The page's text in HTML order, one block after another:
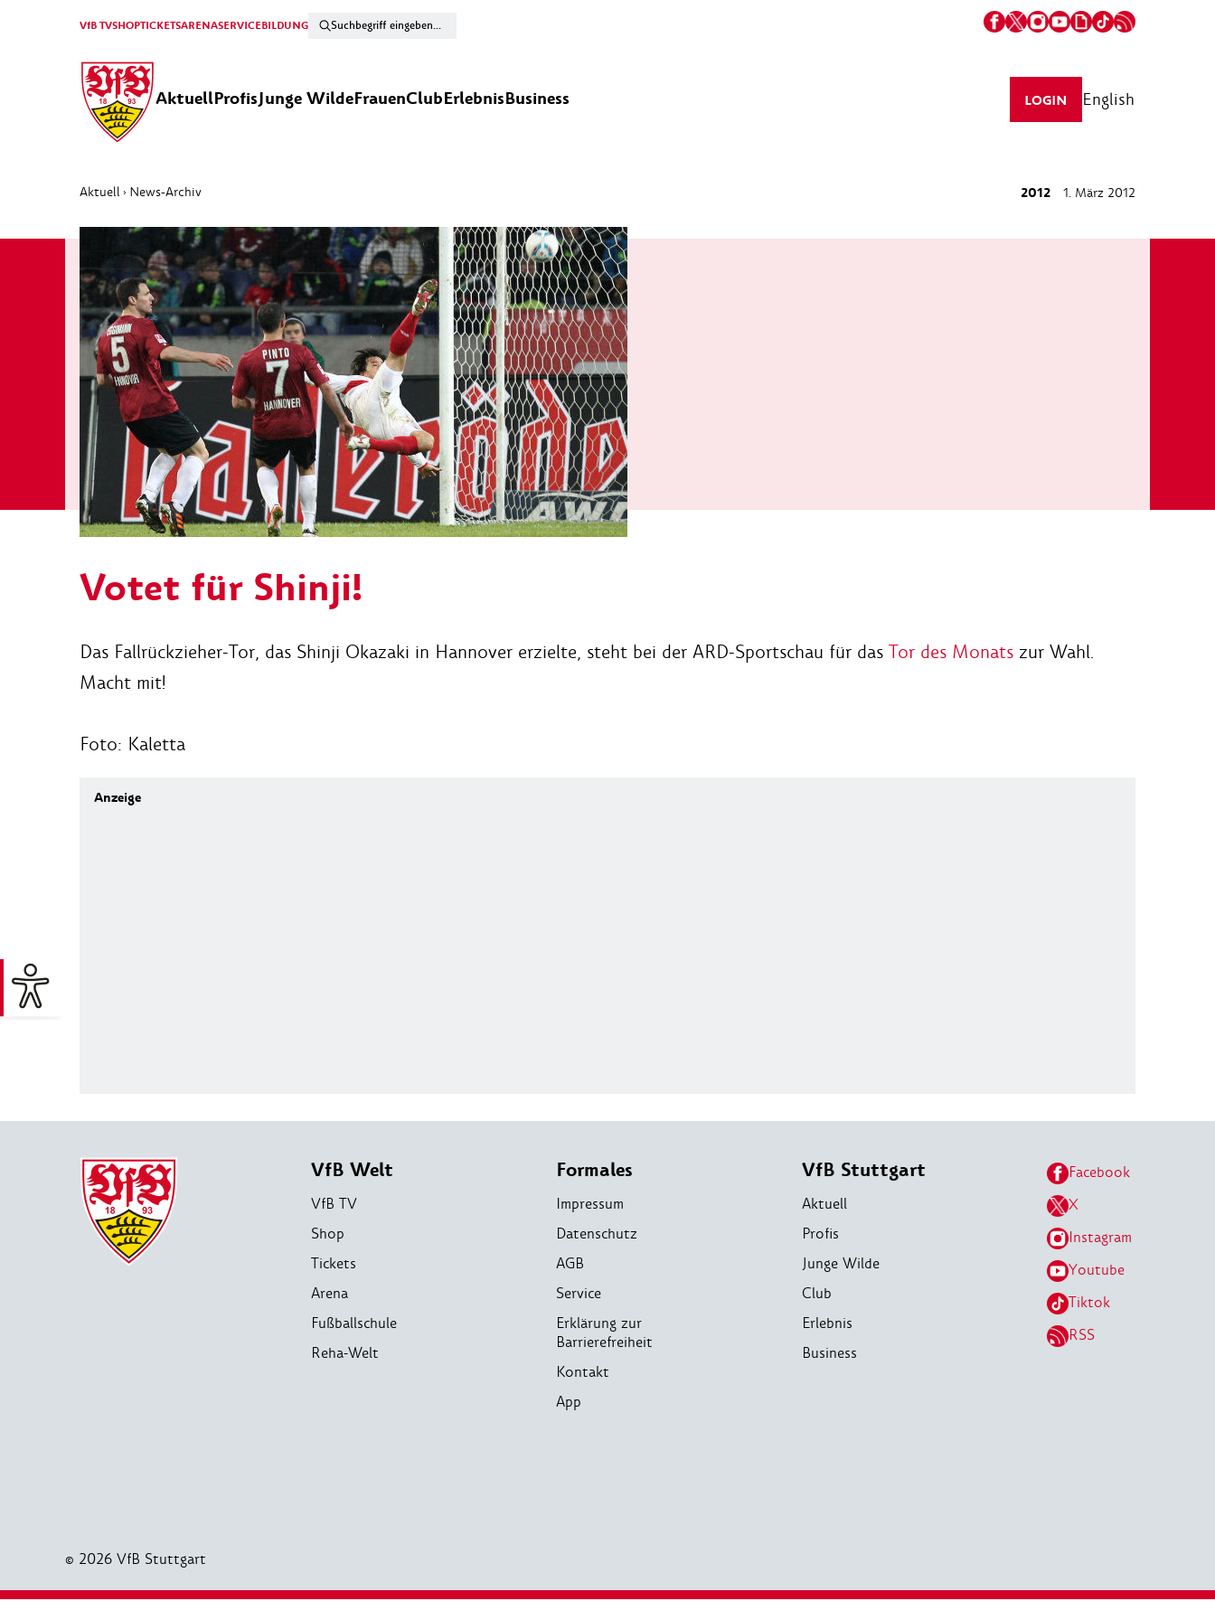
VfB TVSHOPTICKETSARENASERVICEBILDUNG
AktuellProfisJunge WildeFrauenClubErlebnisBusiness LOGIN English
Aktuell › News-Archiv 2012 1. März 2012
Votet für Shinji!
Das Fallrückzieher-Tor, das Shinji Okazaki in Hannover erzielte, steht bei der ARD-Sportschau für das Tor des Monats zur Wahl.
Macht mit!
Foto: Kaletta
VfB Welt
VfB TV
Shop
Tickets
Arena
Fußballschule
Reha-Welt
Formales
Impressum
Datenschutz
AGB
Service
Erklärung zur
Barrierefreiheit
Kontakt
App
VfB Stuttgart
Aktuell
Profis
Junge Wilde
Club
Erlebnis
Business
Facebook
X
Instagram
Youtube
Tiktok
RSS
© 2026 VfB Stuttgart